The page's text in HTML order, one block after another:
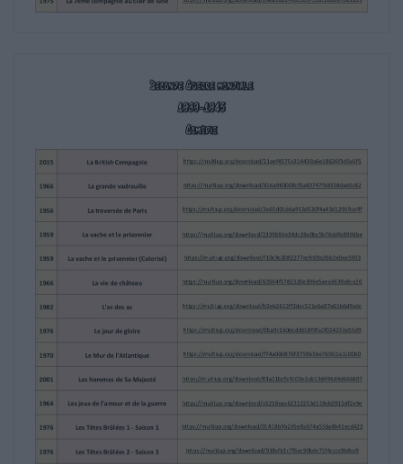
https://multiup.org/download/
De l'or pour les braves
1962
https://multiup.org/download/
Evasion sur commande